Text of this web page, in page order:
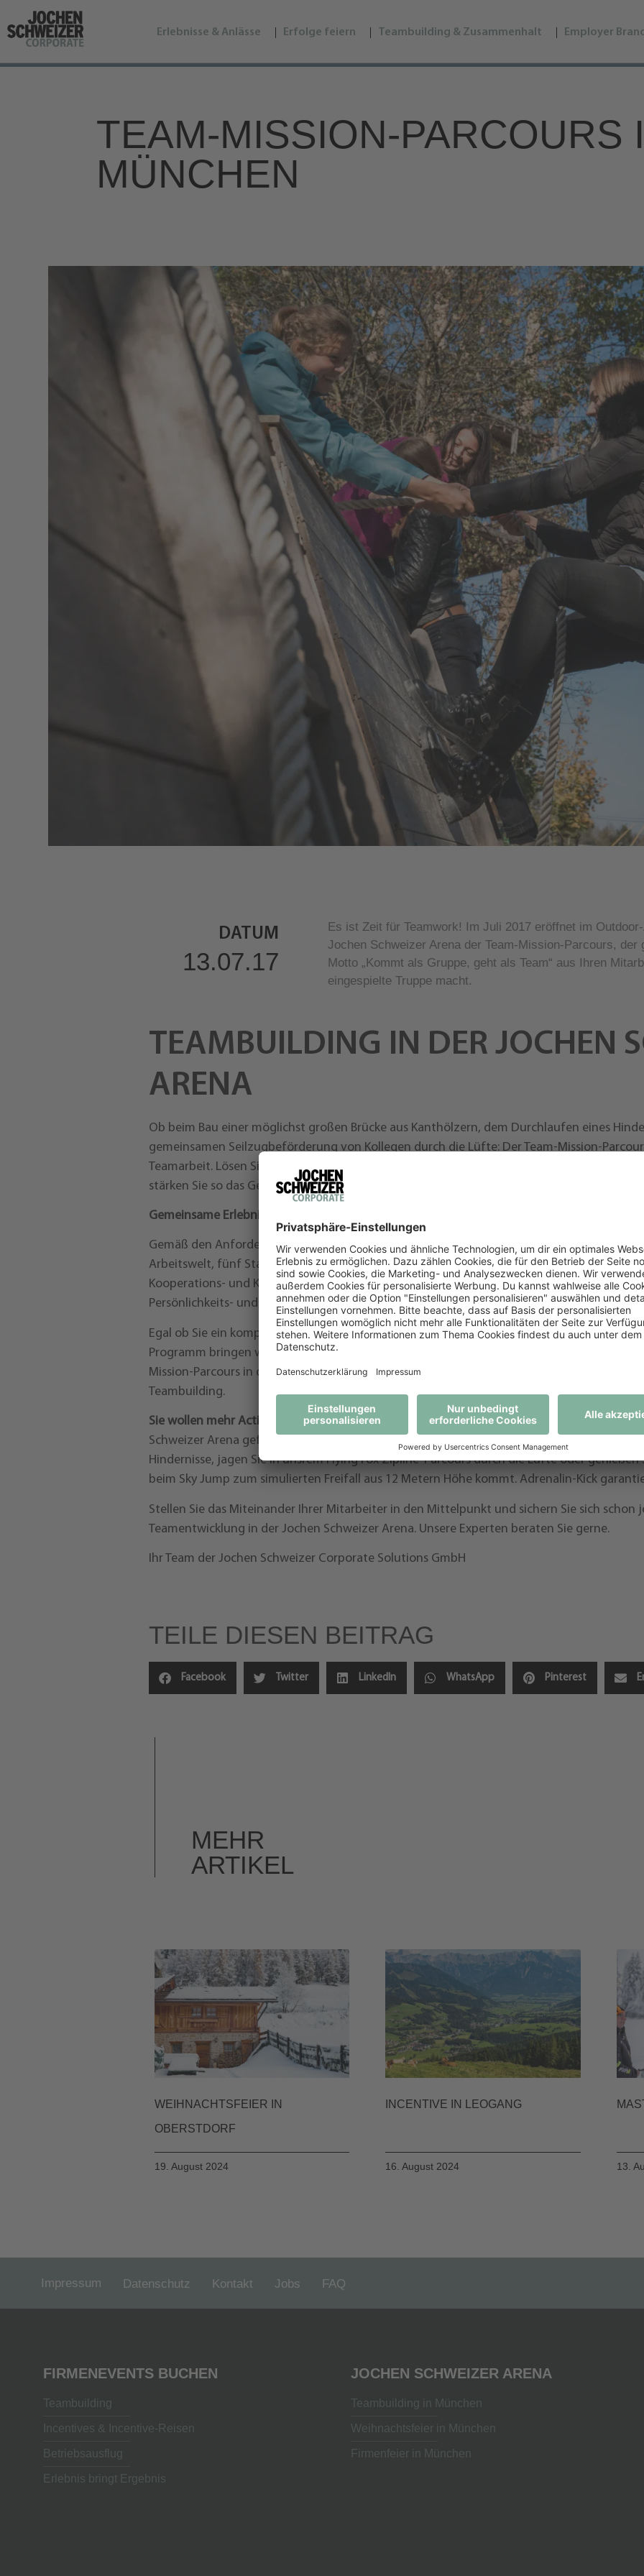
Erlebnisse & Anlässe Erfolge feiern Teambuilding & Zusammenhalt Employer
TEAM-MISSION-PARCOURS
MÜNCHEN
DATUM
13.07.17
Es ist Zeit für Teamwork! Im Juli 2017 eröffnet im
Jochen Schweizer Arena der Team-Mission-Parcours, der
Motto „Kommt als Gruppe, geht als Team“ aus Ihren
eingespielte Truppe macht.
TEAMBUILDING IN DER JOCHEN
ARENA
Ob beim Bau einer möglichst großen Brücke aus Kanthölzern, dem Durchlaufen eines
gemeinsamen Seilzugbeförderung von Kollegen durch die Lüfte: Der Team-Mission-
Teamarbeit. Lösen Sie an unterschiedlichen Stationen gemeinsam spannende Aufgaben,
stärken Sie so das Gemeinschaftsgefühl innerhalb Ihres Teams.
Gemeinsame Erlebnisse – Gemeinsame Ergebnisse!
Gemäß den Anforderungen moderner Teamarbeit wurden, vor dem Hintergrund einer
Arbeitswelt, fünf Stationen entwickelt, die auf kreative Weise Vertrauen, Geschicklichkeit,
Kooperations- und Kommunikationstalent Ihrer Mitarbeiter fördern. Dabei zeigen sich
Persönlichkeits- und Sozialkompetenzen der Teammitglieder.
Egal ob Sie ein komplettes Mitarbeiterevent veranstalten, im Rahmen von Tagungen und
Programm bringen wollen oder ausgewählte Übungen gezielt zur Teamentwicklung
Mission-Parcours in der Jochen Schweizer Arena bietet einen idealen Rahmen für
Teambuilding.
Sie wollen mehr Action integrieren?Dann machen Sie sich Ende Juli auf noch mehr
Schweizer Arena gefasst: Begeben Sie sich mit Ihren Mitarbeitern in die Höhe und
Hindernisse, jagen Sie in unsrem Flying Fox Zipline-Parcours durch die Lüfte oder genießen
beim Sky Jump zum simulierten Freifall aus 12 Metern Höhe kommt. Adrenalin-Kick
Stellen Sie das Miteinander Ihrer Mitarbeiter in den Mittelpunkt und sichern Sie sich schon
Teamentwicklung in der Jochen Schweizer Arena. Unsere Experten beraten Sie gerne.
Ihr Team der Jochen Schweizer Corporate Solutions GmbH
TEILE DIESEN BEITRAG
Facebook Twitter LinkedIn WhatsApp Pinterest
MEHR
ARTIKEL
WEIHNACHTSFEIER IN
OBERSTDORF
19. August 2024
INCENTIVE IN LEOGANG
16. August 2024 13.
Impressum Datenschutz Kontakt Jobs FAQ
FIRMENEVENTS BUCHEN
Teambuilding
Incentives & Incentive-Reisen
Betriebsausflug
Erlebnis bringt Ergebnis
JOCHEN SCHWEIZER ARENA
Teambuilding in München
Weihnachtsfeier in München
Firmenfeier in München